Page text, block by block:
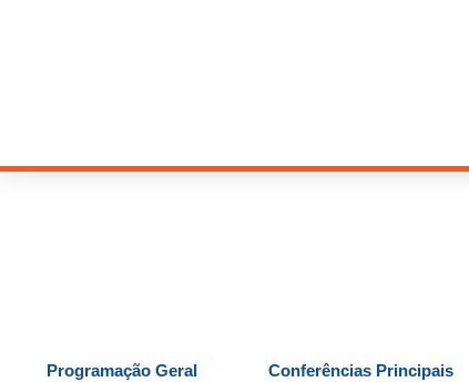
Programação Geral Conferências Principais